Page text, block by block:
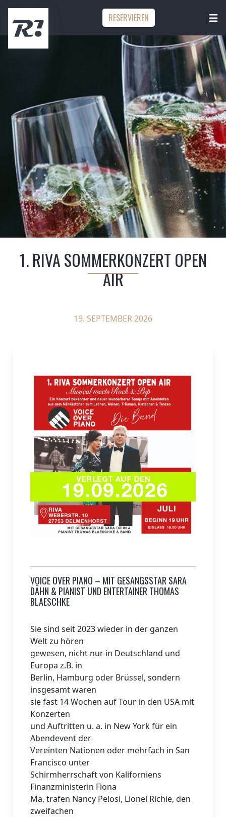
RESERVIEREN
1. RIVA SOMMERKONZERT OPEN
AIR
19. SEPTEMBER 2026
VOICE OVER PIANO – MIT GESANGSSTAR SARA
DÄHN & PIANIST UND ENTERTAINER THOMAS
BLAESCHKE
Sie sind seit 2023 wieder in der ganzen
Welt zu hören
gewesen, nicht nur in Deutschland und
Europa z.B. in
Berlin, Hamburg oder Brüssel, sondern
insgesamt waren
sie fast 14 Wochen auf Tour in den USA mit
Konzerten
und Auftritten u. a. in New York für ein
Abendevent der
Vereinten Nationen oder mehrfach in San
Francisco unter
Schirmherrschaft von Kaliforniens
Finanzministerin Fiona
Ma, trafen Nancy Pelosi, Lionel Richie, den
zweifachen